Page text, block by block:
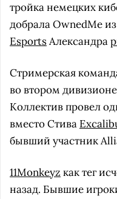
тройка немецких
добрала OwnedMe
EsportsАлександра
Стримерская
во втором
Коллектив провел
вместо Стива
бывший участник
11Monkeyz как тег
назад. Бывшие